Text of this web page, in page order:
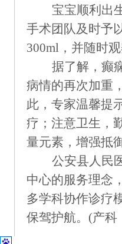
宝宝顺利出
手术团队及时予
300ml，并随时
据了解，癫
病情的再次加重
此，专家温馨提
疗；注意卫生，
量元素，增强抵
公安县人民
中心的服务理念
多学科协作诊疗
保驾护航。 (产科